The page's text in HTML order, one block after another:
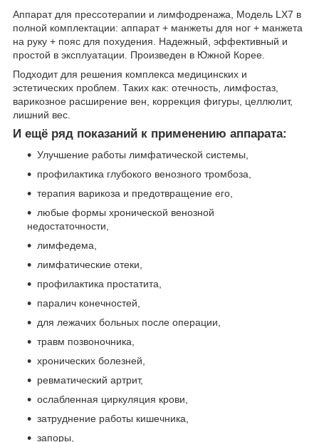
Аппарат для прессотерапии и лимфодренажа, Модель LX7 в
полной комплектации: аппарат + манжеты для ног + манжета
на руку + пояс для похудения. Надежный, эффективный и
простой в эксплуатации. Произведен в Южной Корее.
Подходит для решения комплекса медицинских и
эстетических проблем. Таких как: отечность, лимфостаз,
варикозное расширение вен, коррекция фигуры, целлюлит,
лишний вес.
И ещё ряд показаний к применению аппарата:
Улучшение работы лимфатической системы,
профилактика глубокого венозного тромбоза,
терапия варикоза и предотвращение его,
любые формы хронической венозной
недостаточности,
лимфедема,
лимфатические отеки,
профилактика простатита,
паралич конечностей,
для лежачих больных после операции,
травм позвоночника,
хронических болезней,
ревматический артрит,
ослабленная циркуляция крови,
затруднение работы кишечника,
запоры,